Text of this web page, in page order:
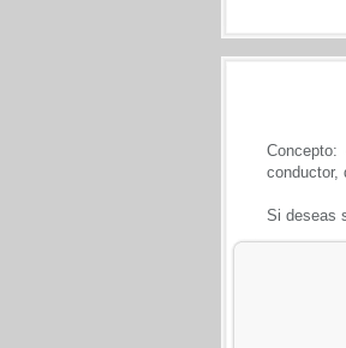
conductor,
Si deseas